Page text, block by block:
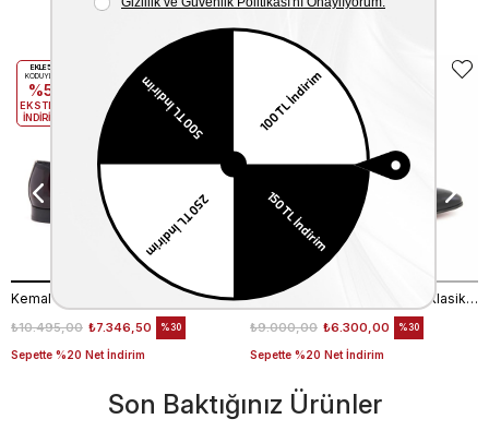
Benzer Ürünler
Kemal Tanca Bağcıklı Erkek Klasik Ayakkabı 700
₺7.346,50
₺10.495,00
Sepette %20 Net İndirim
%30
EKLE5
KODUYLA
%5
EKSTRA
İNDİRİM
Kemal Tanca Bağcıklı Erkek Klasik Ayakkabı 700
₺6.300,00
₺9.000,00
Sepette %20 Net İndirim
%30
EKSTRA
İNDİRİM
Son Baktığınız Ürünler